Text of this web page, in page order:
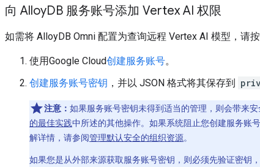
向 AlloyDB 服务账号添加 Vertex AI 权限
如需将 AlloyDB Omni 配置为查询远程 Vertex AI 模型，请
使用Google Cloud创建服务账号。
创建服务账号密钥 ，并以 JSON 格式将其保存到
注意： 如果服务账号密钥未得到适当的管理，则会带来
的最佳实践中所述的其他操作。如果系统阻止您创建服务账
解详情，请参阅管理默认安全的组织资源。
如果您是从外部来源获取服务账号密钥，则必须先验证密钥